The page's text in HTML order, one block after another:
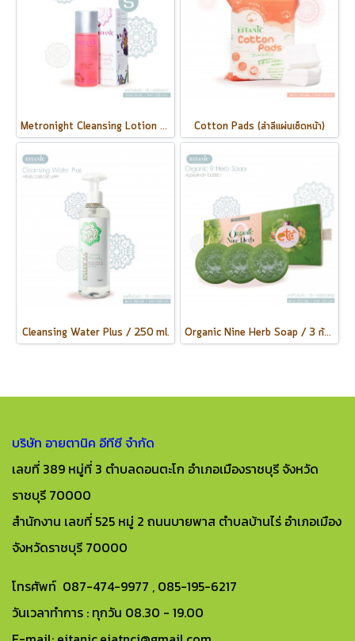
Metronight Cleansing Lotion 55ml. Cotton Pads (สำลีแผ่นเช็ดหน้า)
Cleansing Water Plus / 250 ml. Organic Nine Herb Soap / 3 ก้อน
บริษัท อายตานิค อีทีซี จำกัด
เลขที่ 389 หมู่ที่ 3 ตำบลดอนตะโก อำเภอเมืองราชบุรี จังหวัด
ราชบุรี 70000
สำนักงาน เลขที่ 525 หมู่ 2 ถนนบายพาส ตำบลบ้านไร่ อำเภอเมือง
จังหวัดราชบุรี 70000
โทรศัพท์ 087-474-9977 , 085-195-6217
วันเวลาทำการ : ทุกวัน 08.30 - 19.00